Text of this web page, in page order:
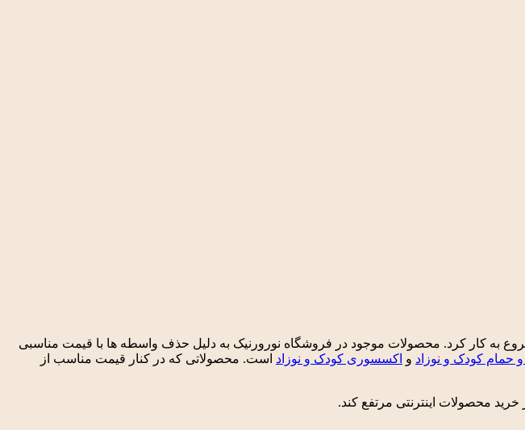
بستر اینستاگرام شروع به کار کرد. محصولات موجود در فروشگاه نورورنیک به دلیل حذف واسطه ها با قیمت مناسبی
حمام کودک و نوزاد و اکسسوری کودک و نوزاد است. محصولاتی که در کنار قیمت مناسب از
خرید محصولات اینترنتی مرتفع کند.